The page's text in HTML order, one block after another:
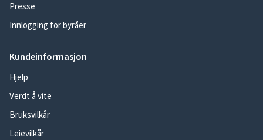
Presse
Innlogging for byråer
Kundeinformasjon
Hjelp
Verdt å vite
Bruksvilkår
Leievilkår